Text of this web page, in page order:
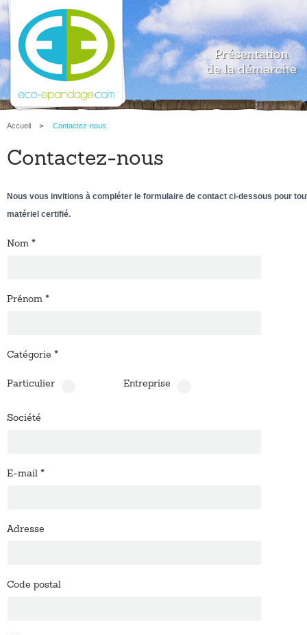
Présentation
de la démarche
Accueil Contactez-nous
Contactez-nous
Nous vous invitions à compléter le formulaire de contact ci-dessous pour
matériel certifié.
Nom *
Prénom *
Catégorie *
Particulier Entreprise
Société
E-mail *
Adresse
Code postal